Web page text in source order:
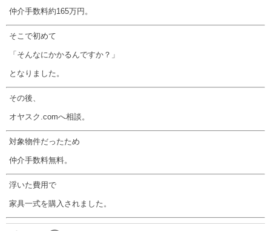
仲介手数料約165万円。
そこで初めて
「そんなにかかるんですか？」
となりました。
その後、
オヤスク.comへ相談。
対象物件だったため
仲介手数料無料。
浮いた費用で
家具一式を購入されました。